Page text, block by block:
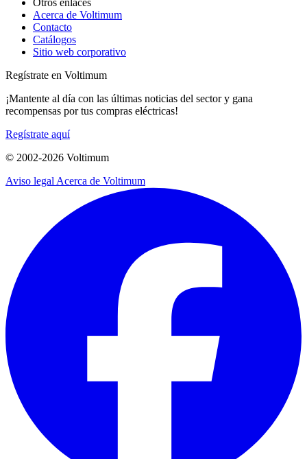
Acerca de Voltimum
Contacto
Catálogos
Sitio web corporativo
Regístrate en Voltimum
¡Mantente al día con las últimas noticias del sector y gana
recompensas por tus compras eléctricas!
Regístrate aquí
© 2002-2026 Voltimum
Aviso legal Acerca de Voltimum